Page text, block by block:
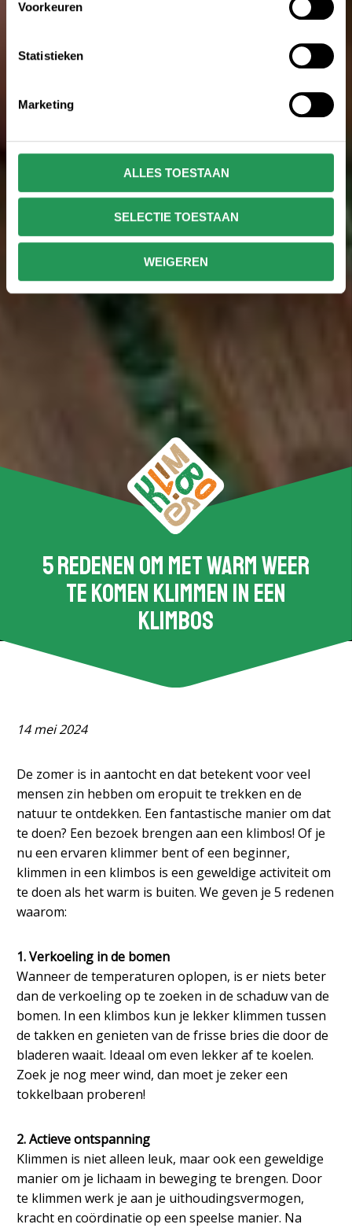
Voorkeuren
Statistieken
Marketing
ALLES TOESTAAN
SELECTIE TOESTAAN
WEIGEREN
5 redenen om met warm weer
te komen klimmen in een
klimbos
14 mei 2024
De zomer is in aantocht en dat betekent voor veel
mensen zin hebben om eropuit te trekken en de
natuur te ontdekken. Een fantastische manier om dat
te doen? Een bezoek brengen aan een klimbos! Of je
nu een ervaren klimmer bent of een beginner,
klimmen in een klimbos is een geweldige activiteit om
te doen als het warm is buiten. We geven je 5 redenen
waarom:
1. Verkoeling in de bomen
Wanneer de temperaturen oplopen, is er niets beter
dan de verkoeling op te zoeken in de schaduw van de
bomen. In een klimbos kun je lekker klimmen tussen
de takken en genieten van de frisse bries die door de
bladeren waait. Ideaal om even lekker af te koelen.
Zoek je nog meer wind, dan moet je zeker een
tokkelbaan proberen!
2. Actieve ontspanning
Klimmen is niet alleen leuk, maar ook een geweldige
manier om je lichaam in beweging te brengen. Door
te klimmen werk je aan je uithoudingsvermogen,
kracht en coördinatie op een speelse manier. Na